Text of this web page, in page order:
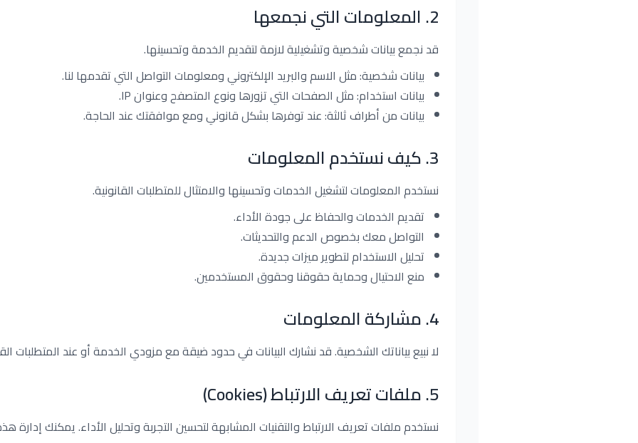
2
. المعلومات التي نجمعها
قد نجمع بيانات شخصية وتشغيلية لازمة لتقديم الخدمة وتحسينها.
بيانات شخصية: مثل الاسم والبريد الإلكتروني ومعلومات التواصل التي تقدمها لنا.
بيانات استخدام: مثل الصفحات التي تزورها ونوع المتصفح وعنوان IP.
بيانات من أطراف ثالثة: عند توفرها بشكل قانوني ومع موافقتك عند الحاجة.
3
.كيف نستخدم المعلومات
نستخدم المعلومات لتشغيل الخدمات وتحسينها والامتثال للمتطلبات القانونية.
تقديم الخدمات والحفاظ على جودة الأداء.
التواصل معك بخصوص الدعم والتحديثات.
تحليل الاستخدام لتطوير ميزات جديدة.
منع الاحتيال وحماية حقوقنا وحقوق المستخدمين.
4
.مشاركة المعلومات
لا نبيع بياناتك الشخصية. قد نشارك البيانات في حدود ضيقة مع مزودي الخدمة أو عند المتطلبات
5
.ملفات تعريف الارتباط (Cookies)
نستخدم ملفات تعريف الارتباط والتقنيات المشابهة لتحسين التجربة وتحليل الأداء. يمكنك إدارة